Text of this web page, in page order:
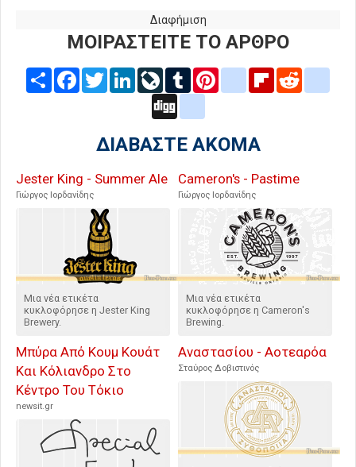
Διαφήμιση
ΜΟΙΡΑΣΤΕΙΤΕ ΤΟ ΑΡΘΡΟ
Share FacebookTwitterLinkedInLiveJournal
Tumblr Pinterestblogger_post
Flipboard
ΔΙΑΒΑΣΤΕ ΑΚΟΜΑ
Jester King - Summer Ale
Γιώργος Ιορδανίδης
Μια νέα ετικέτα
κυκλοφόρησε η Jester King
Brewery.
Cameron's - Pastime
Γιώργος Ιορδανίδης
Μια νέα ετικέτα
κυκλοφόρησε η Cameron's
Brewing.
Μπύρα Από Κουμ Κουάτ
Και Κόλιανδρο Στο
Κέντρο Του Τόκιο
newsit.gr
Αναστασίου - Αοτεαρόα
Σταύρος Δοβιστινός